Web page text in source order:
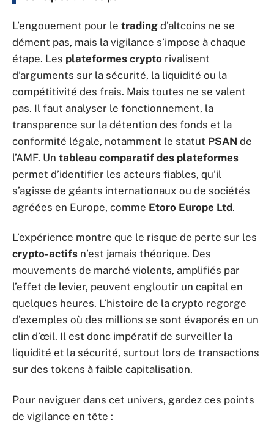
L’engouement pour le trading d’altcoins ne se
dément pas, mais la vigilance s’impose à chaque
étape. Les plateformes crypto rivalisent
d’arguments sur la sécurité, la liquidité ou la
compétitivité des frais. Mais toutes ne se valent
pas. Il faut analyser le fonctionnement, la
transparence sur la détention des fonds et la
conformité légale, notamment le statut PSAN de
l’AMF. Un tableau comparatif des plateformes
permet d’identifier les acteurs fiables, qu’il
s’agisse de géants internationaux ou de sociétés
agréées en Europe, comme Etoro Europe Ltd.
L’expérience montre que le risque de perte sur les
crypto-actifs n’est jamais théorique. Des
mouvements de marché violents, amplifiés par
l’effet de levier, peuvent engloutir un capital en
quelques heures. L’histoire de la crypto regorge
d’exemples où des millions se sont évaporés en un
clin d’œil. Il est donc impératif de surveiller la
liquidité et la sécurité, surtout lors de transactions
sur des tokens à faible capitalisation.
Pour naviguer dans cet univers, gardez ces points
de vigilance en tête :